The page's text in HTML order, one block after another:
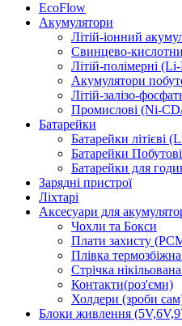
EcoFlow
Акумулятори
Літій-іонний
Свинцево-
Літій-полімерні
Акумулятори
Літій-залізо-
Промислові (Ni-
Батарейки
Батарейки літієві
Батарейки Побутові
Батарейки для
Зарядні пристрої
Ліхтарі
Аксесуари для
Чохли та Бокси
Плати захисту
Плівка
Стрічка
Контакти(роз'єми)
Холдери (зроби
Блоки живлення